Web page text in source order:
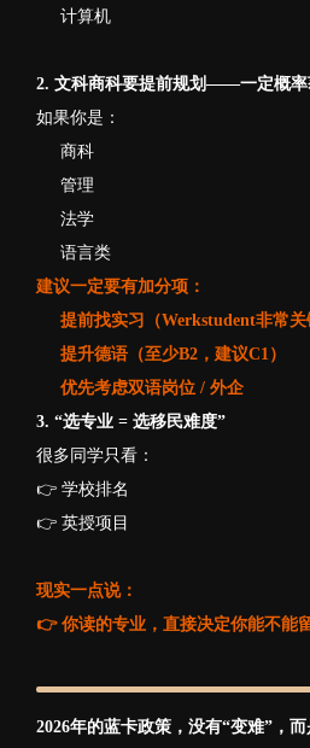
计算机
2. 文科商科要提前规划——一定概率
如果你是：
商科
管理
法学
语言类
建议一定要有加分项：
提前找实习（Werkstudent非常关
提升德语（至少B2，建议C1）
优先考虑双语岗位 / 外企
3. “选专业 = 选移民难度”
很多同学只看：
👉 学校排名
👉 英授项目
现实一点说：
👉 你读的专业，直接决定你能不能
2026年的蓝卡政策，没有“变难”，而